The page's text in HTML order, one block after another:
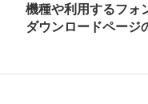
機種や利用するフォ
ダウンロードページ